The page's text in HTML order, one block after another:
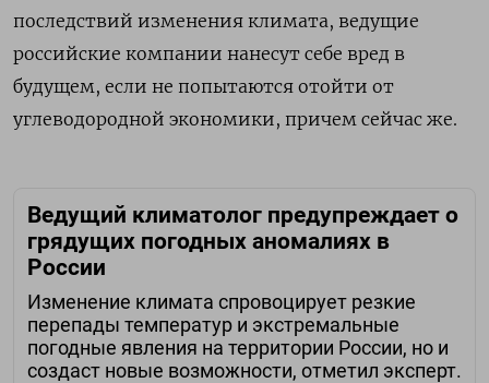
последствий изменения климата, ведущие
российские компании нанесут себе вред в
будущем, если не попытаются отойти от
углеводородной экономики, причем сейчас же.
Ведущий климатолог предупреждает о
грядущих погодных аномалиях в
России
Изменение климата спровоцирует резкие
перепады температур и экстремальные
погодные явления на территории России, но и
создаст новые возможности, отметил эксперт.